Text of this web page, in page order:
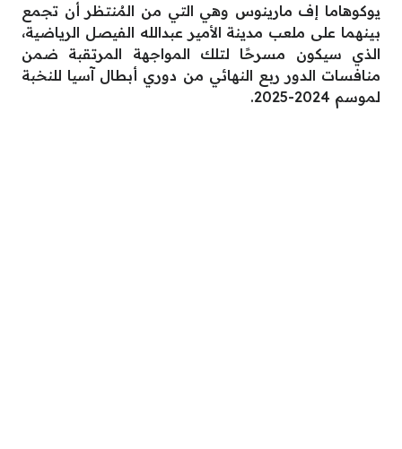
يوكوهاما إف مارينوس وهي التي من المُنتظر أن تجمع
بينهما على ملعب مدينة الأمير عبدالله الفيصل الرياضية،
الذي سيكون مسرحًا لتلك المواجهة المرتقبة ضمن
منافسات الدور ربع النهائي من دوري أبطال آسيا للنخبة
لموسم 2024-2025.